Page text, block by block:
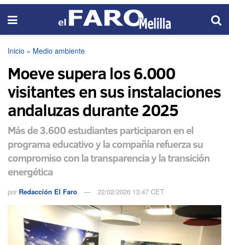
Inicio » Medio ambiente
Moeve supera los 6.000
visitantes en sus instalaciones
andaluzas durante 2025
Más de 3.600 estudiantes participaron en el
programa educativo y la compañía refuerza su
compromiso con la transparencia y la transición
energética
por Redacción El Faro 22/02/2026 13:47 CET